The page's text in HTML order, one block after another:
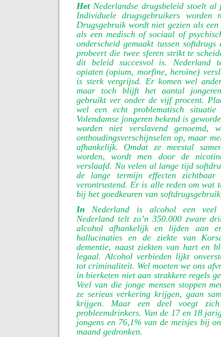
HetNederlandse drugsbeleid stoelt al
Individuele drugsgebruikers worden
Drugsgebruik wordt niet gezien als
als een medisch of sociaal of
onderscheid gemaakt tussen
probeert die twee sferen strikt te
dit beleid succesvol is. Nederland
opiaten (opium, morfine, heroïne)
is sterk vergrijsd. Er komen wel
maar toch blijft het aantal
gebruikt ver onder de vijf procent.
wel een echt problematisch situatie
Volendamse jongeren bekend is
worden niet verslavend genoemd,
onthoudingsverschijnselen op, maar
afhankelijk. Omdat ze meestal
worden, wordt men door de
verslaafd. Nu velen al lange tijd
de lange termijn effecten
verontrustend. Er is alle reden om wat
bij het goedkeuren van
In Nederland is alcohol een veel
Nederland telt zo’n 350.000 zware
alcohol afhankelijk en lijden aan
hallucinaties en de ziekte van
dementie, naast ziekten van hart en
legaal. Alcohol verbieden lijkt
tot criminaliteit. Wel moeten we ons
in bierketen niet aan strakkere regels
Veel van die jonge mensen stoppen
ze serieus verkering krijgen, gaan
krijgen. Maar een deel voegt
probleemdrinkers. Van de 17 en 18
jongens en 76,1% van de meisjes bij
maand gedronken.